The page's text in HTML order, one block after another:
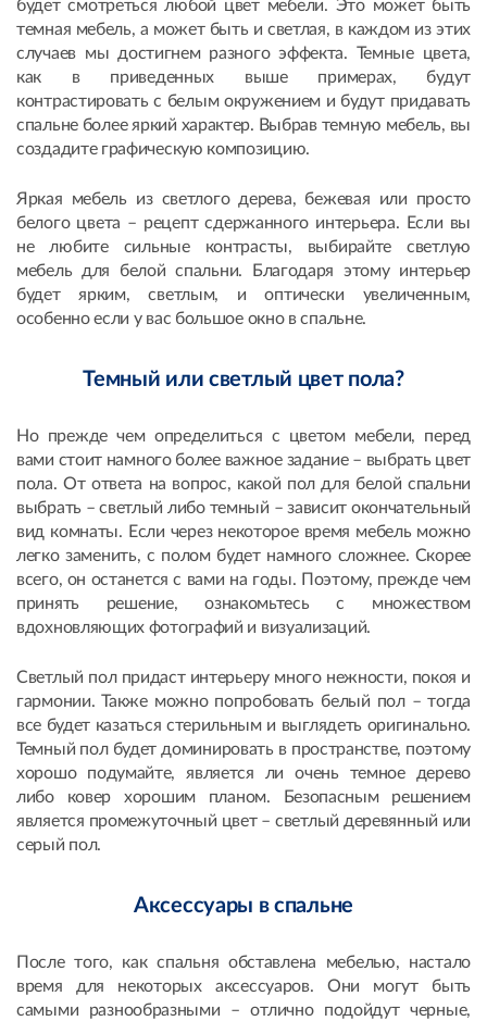
будет смотреться любой цвет мебели. Это может быть
темная мебель, а может быть и светлая, в каждом из этих
случаев мы достигнем разного эффекта. Темные цвета,
как в приведенных выше примерах, будут
контрастировать с белым окружением и будут придавать
спальне более яркий характер. Выбрав темную мебель, вы
создадите графическую композицию.
Яркая мебель из светлого дерева, бежевая или просто
белого цвета – рецепт сдержанного интерьера. Если вы
не любите сильные контрасты, выбирайте светлую
мебель для белой спальни. Благодаря этому интерьер
будет ярким, светлым, и оптически увеличенным,
особенно если у вас большое окно в спальне.
Темный или светлый цвет пола?
Но прежде чем определиться с цветом мебели, перед
вами стоит намного более важное задание – выбрать цвет
пола. От ответа на вопрос, какой пол для белой спальни
выбрать – светлый либо темный – зависит окончательный
вид комнаты. Если через некоторое время мебель можно
легко заменить, с полом будет намного сложнее. Скорее
всего, он останется с вами на годы. Поэтому, прежде чем
принять решение, ознакомьтесь с множеством
вдохновляющих фотографий и визуализаций.
Светлый пол придаст интерьеру много нежности, покоя и
гармонии. Также можно попробовать белый пол – тогда
все будет казаться стерильным и выглядеть оригинально.
Темный пол будет доминировать в пространстве, поэтому
хорошо подумайте, является ли очень темное дерево
либо ковер хорошим планом. Безопасным решением
является промежуточный цвет – светлый деревянный или
серый пол.
Аксессуары в спальне
После того, как спальня обставлена мебелью, настало
время для некоторых аксессуаров. Они могут быть
самыми разнообразными – отлично подойдут черные,